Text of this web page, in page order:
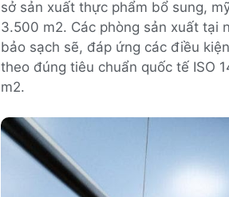
sở sản xuất thực phẩm bổ sung,
3.500 m2. Các phòng sản xuất tại
bảo sạch sẽ, đáp ứng các điều
theo đúng tiêu chuẩn quốc tế ISO
m2.